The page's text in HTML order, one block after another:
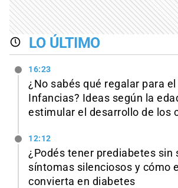
LO ÚLTIMO
16:23
¿No sabés qué regalar para
Infancias? Ideas según la
estimular el desarrollo de los
12:12
¿Podés tener prediabetes sin
síntomas silenciosos y cómo
convierta en diabetes